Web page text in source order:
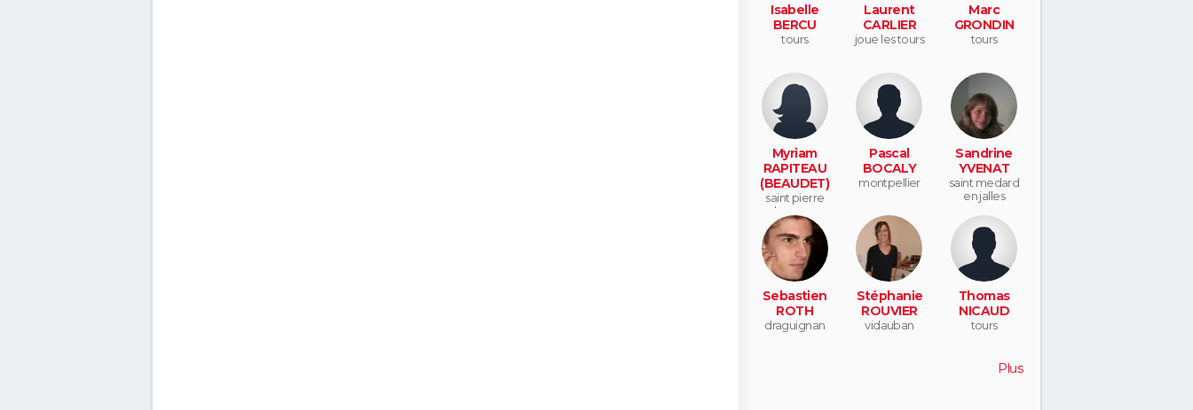
Isabelle
BERCU
tours
Laurent
CARLIER
joue les tours
Marc
GRONDIN
tours
Myriam
RAPITEAU
(BEAUDET)
saint pierre
des corps
Pascal
BOCALY
montpellier
Sandrine
YVENAT
saint medard
en jalles
Sebastien
ROTH
draguignan
Stéphanie
ROUVIER
vidauban
Thomas
NICAUD
tours
Plus